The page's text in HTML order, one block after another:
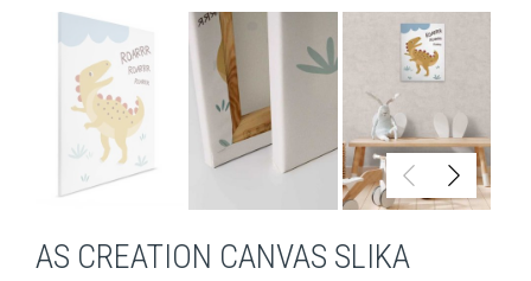
AS CREATION CANVAS SLIKA